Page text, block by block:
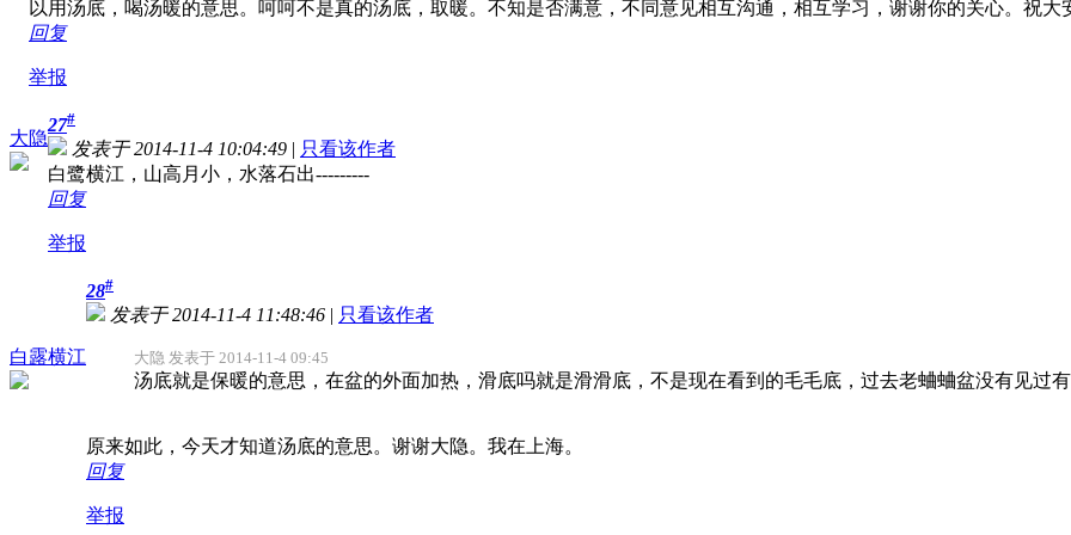
以用汤底，喝汤暖的意思。呵呵不是真的汤底，取暖。不知是否满意，不同意见相互沟通，相互学习，谢谢你的关心。祝
回复
举报
大隐
27#
发表于 2014-11-4 10:04:49 | 只看该作者
白鹭横江，山高月小，水落石出---------
回复
举报
白露横江
28#
发表于 2014-11-4 11:48:46 | 只看该作者
大隐 发表于 2014-11-4 09:45
汤底就是保暖的意思，在盆的外面加热，滑底吗就是滑滑底，不是现在看到的毛毛底，过去老蛐蛐盆没有见过
原来如此，今天才知道汤底的意思。谢谢大隐。我在上海。
回复
举报